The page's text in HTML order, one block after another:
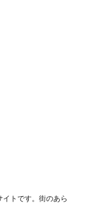
トです。街のあら